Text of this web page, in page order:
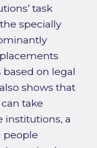
task
specially
on legal
shows that
take
institutions, a
people